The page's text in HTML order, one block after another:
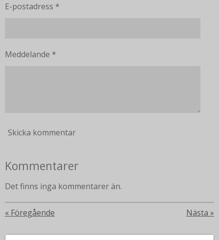
E-postadress *
Meddelande *
Skicka kommentar
Kommentarer
Det finns inga kommentarer än.
« Föregående Nästa »